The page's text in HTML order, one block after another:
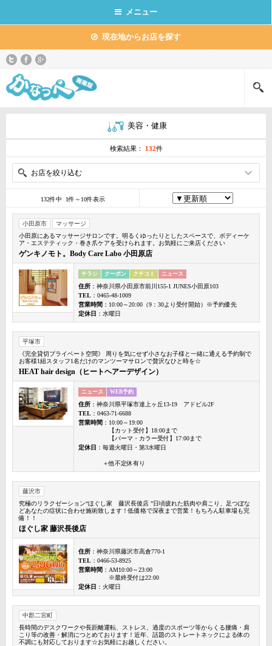
メニュー
現在地からお店を探す
美容・健康
検索結果： 132件
お店を絞り込む
132件中 1件～10件表示
小田原市
マッサージ
小田原にあるマッサージサロンです。明るくゆったりとしたスペースで、ボディーケ
ア・エステティック・巻き爪ケアを受けられます。お気軽にご来店ください
ゲンキノモト。Body Care Labo 小田原店
チラシ クーポン クチコミ ニュース
住所 ：神奈川県小田原市前川155-1 JUNES小田原103
TEL ：0465-48-1009
営業時間 ：10:00～20:00（9：30より受付開始）※予約優先
定休日 ：水曜日
平塚市
《完全貸切プライベート空間》 周りを気にせず小さなお子様と一緒に通える予約制で
お客様1組スタッフ1名だけのマンツーマサロンで贅沢なひと時を☆
HEAT hair design（ヒートヘアーデザイン）
ニュース WEB予約
住所 ：神奈川県平塚市達上ヶ丘13-19 アドビル2F
TEL ：0463-71-6688
営業時間 ：10:00～19:00
【カット受付】18:00まで
【パーマ・カラー受付】17:00まで
定休日 ：毎週火曜日・第3水曜日
＋他不定休有り
藤沢市
究極のリラクゼーション“ほぐし家 藤沢長後店 ”日頃疲れた筋肉や肩こり、足つぼな
どあなたの症状に合わせ施術致します！低価格で深夜まで営業！もちろん駐車場も完
備！！
ほぐし家 藤沢長後店
住所 ：神奈川県藤沢市高倉770-1
TEL ：0466-53-8925
営業時間 ：AM10:00～23:00
※最終受付は22:00
定休日 ：火曜日
中郡二宮町
長時間のデスクワークや長距離運転、ストレス、過度のスポーツ等からくる腰痛・肩
こり等の改善・解消につとめております！近年、話題のストレートネックによる体の
不調にも対応しております☆お気軽にお越しください。